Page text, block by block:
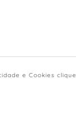
e Cookies clique